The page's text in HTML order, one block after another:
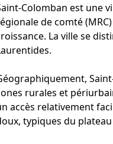
Colomban est une
de comté
La ville se
rurales et
accès relativement
typiques du